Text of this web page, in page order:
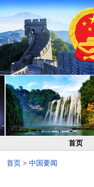
首页
首页 > 中国要闻